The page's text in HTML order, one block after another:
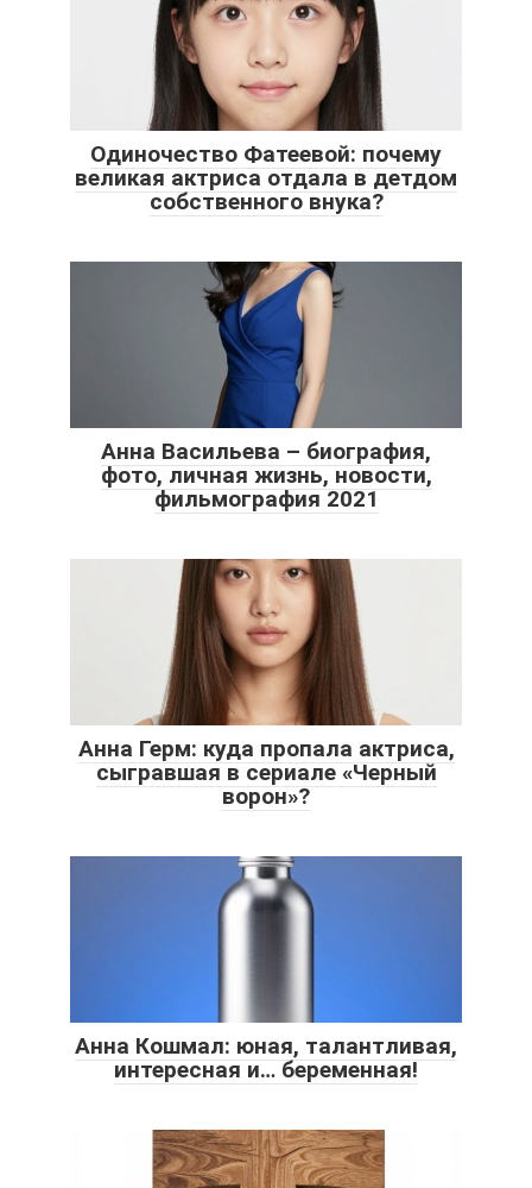
Одиночество Фатеевой: почему
великая актриса отдала в детдом
собственного внука?
Анна Васильева – биография,
фото, личная жизнь, новости,
фильмография 2021
Анна Герм: куда пропала актриса,
сыгравшая в сериале «Черный
ворон»?
Анна Кошмал: юная, талантливая,
интересная и… беременная!